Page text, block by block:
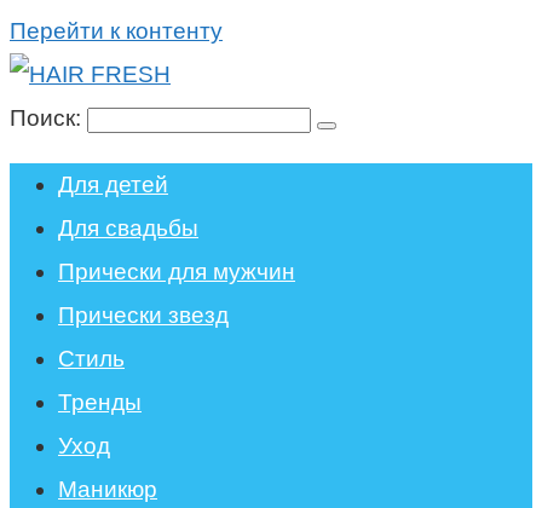
Перейти к контенту
Поиск:
Для детей
Для свадьбы
Прически для мужчин
Прически звезд
Стиль
Тренды
Уход
Маникюр